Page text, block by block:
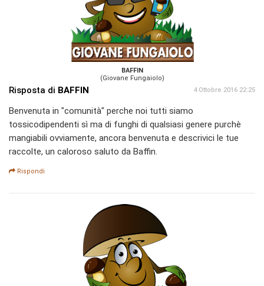
BAFFIN
(Giovane Fungaiolo)
Risposta di BAFFIN 4 Ottobre 2016 22:25
Benvenuta in "comunità" perche noi tutti siamo
tossicodipendenti sì ma di funghi di qualsiasi genere purchè
mangiabili ovviamente, ancora benvenuta e descrivici le tue
raccolte, un caloroso saluto da Baffin.
Rispondi